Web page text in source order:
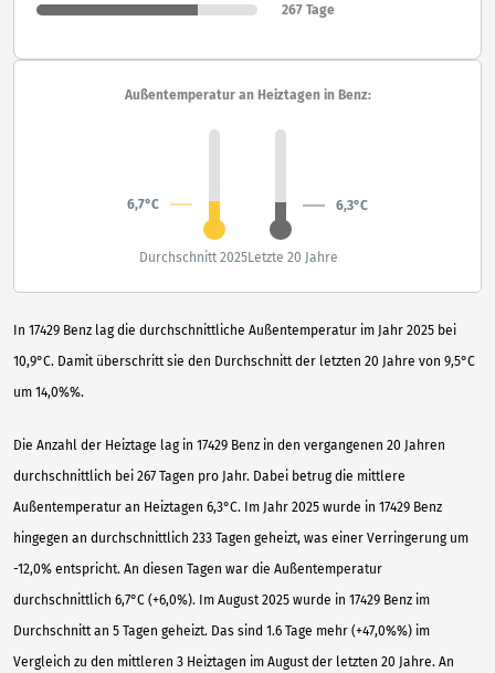
In 17429 Benz lag die durchschnittliche Außentemperatur im Jahr 2025 bei
10,9°C. Damit überschritt sie den Durchschnitt der letzten 20 Jahre von 9,5°C
um 14,0%%.
Die Anzahl der Heiztage lag in 17429 Benz in den vergangenen 20 Jahren
durchschnittlich bei 267 Tagen pro Jahr. Dabei betrug die mittlere
Außentemperatur an Heiztagen 6,3°C. Im Jahr 2025 wurde in 17429 Benz
hingegen an durchschnittlich 233 Tagen geheizt, was einer Verringerung um
-12,0% entspricht. An diesen Tagen war die Außentemperatur
durchschnittlich 6,7°C (+6,0%). Im August 2025 wurde in 17429 Benz im
Durchschnitt an 5 Tagen geheizt. Das sind 1.6 Tage mehr (+47,0%%) im
Vergleich zu den mittleren 3 Heiztagen im August der letzten 20 Jahre. An
267 Tage
Außentemperatur an Heiztagen in Benz:
6,7°C 6,3°C
Durchschnitt 2025Letzte 20 Jahre